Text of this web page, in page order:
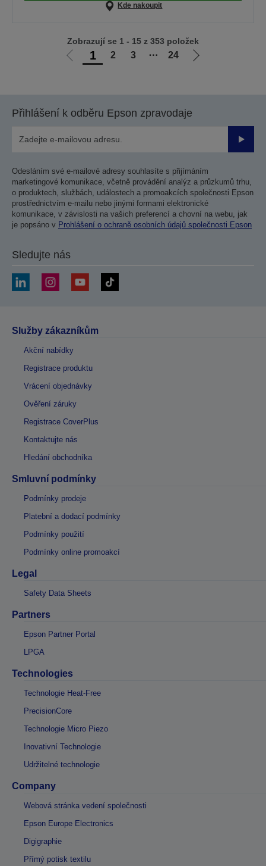
Kde nakoupit
Jít
1 2 3 ⋯ 24
Jít
Zobrazují se 1 - 15 z 353 položek
Přihlášení k odběru Epson zpravodaje
Odesláním své e-mailové adresy souhlasíte s přijímáním
marketingové komunikace, včetně provádění analýz a průzkumů trhu,
o produktech, službách, událostech a promoakcích společnosti Epson
prostřednictvím e-mailu nebo jinými formami elektronické
komunikace, v závislosti na vašich preferencí a chovní na webu, jak
je popsáno v Prohlášení o ochraně osobních údajů společnosti Epson
Sledujte nás
Služby zákazníkům
Akční nabídky
Registrace produktu
Vrácení objednávky
Ověření záruky
Registrace CoverPlus
Kontaktujte nás
Hledání obchodníka
Smluvní podmínky
Podmínky prodeje
Platební a dodací podmínky
Podmínky použití
Podmínky online promoakcí
Legal
Safety Data Sheets
Partners
Epson Partner Portal
LPGA
Technologies
Technologie Heat-Free
PrecisionCore
Technologie Micro Piezo
Inovativní Technologie
Udržitelné technologie
Company
Webová stránka vedení společnosti
Epson Europe Electronics
Digigraphie
Přímý potisk textilu